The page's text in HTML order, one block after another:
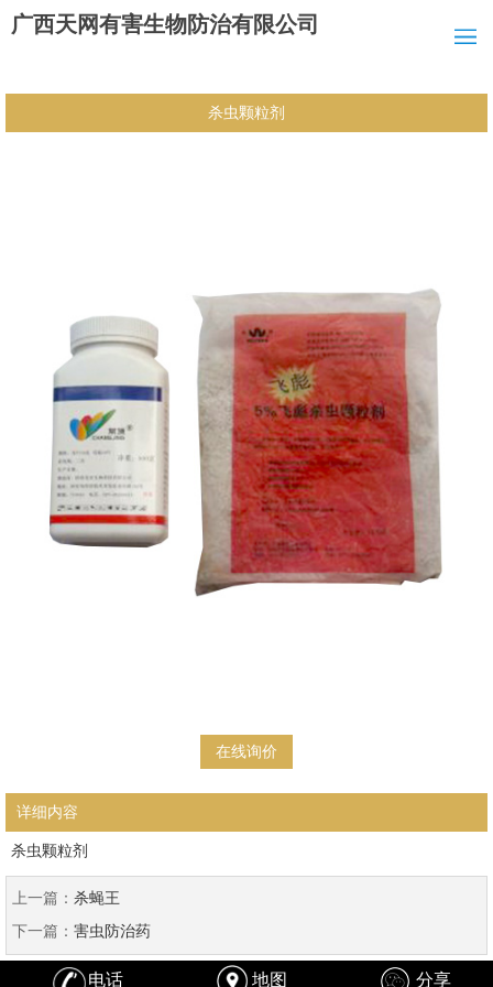
广西天网有害生物防治有限公司
杀虫颗粒剂
在线询价
详细内容
杀虫颗粒剂
上一篇： 杀蝇王
下一篇： 害虫防治药
电话 地图 分享